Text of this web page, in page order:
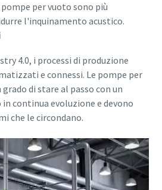
per vuoto sono più
l'inquinamento acustico.
4.0, i processi di produzione
e connessi. Le pompe per
di stare al passo con un
continua evoluzione e devono
che le circondano.